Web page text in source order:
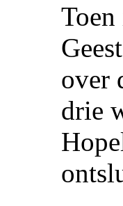
over
drie